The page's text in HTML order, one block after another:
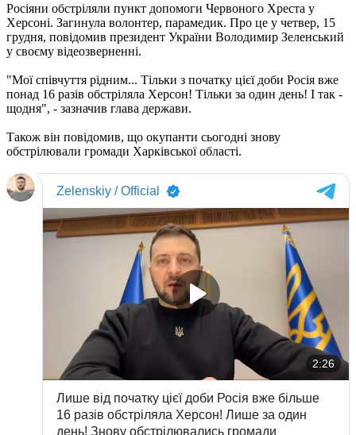
Росіяни обстріляли пункт допомоги Червоного Хреста у
Херсоні. Загинула волонтер, парамедик. Про це у четвер, 15
грудня, повідомив президент України Володимир Зеленський
у своєму відеозверненні.
"Мої співчуття рідним... Тільки з початку цієї доби Росія вже
понад 16 разів обстріляла Херсон! Тільки за один день! І так -
щодня", - зазначив глава держави.
Також він повідомив, що окупанти сьогодні знову
обстрілювали громади Харківської області.